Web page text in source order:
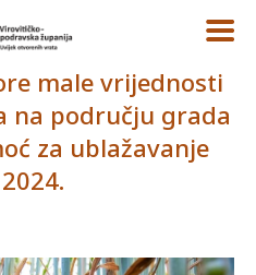
male vrijednosti
na području grada
za ublažavanje